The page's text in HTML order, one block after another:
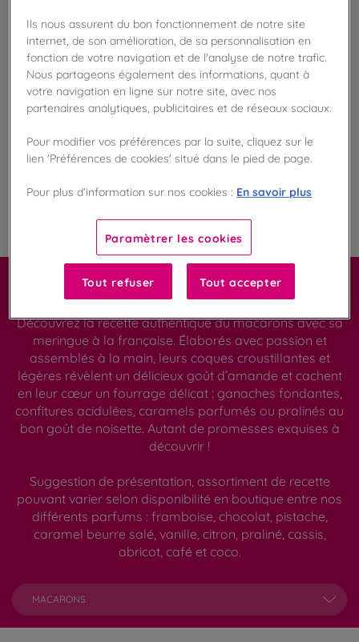
dès 50€ d'achat
Gagnez 33 points de fidélité !
avec notre programme Privilège
Fabriqué en France
Carrément macaron !
Découvrez la recette authentique du macarons avec sa
meringue à la française. Élaborés avec passion et
assemblés à la main, leurs coques croustillantes et
légères révèlent un délicieux goût d’amande et cachent
en leur cœur un fourrage délicat : ganaches fondantes,
confitures acidulées, caramels parfumés ou pralinés au
bon goût de noisette. Autant de promesses exquises à
découvrir !
Suggestion de présentation, assortiment de recette
pouvant varier selon disponibilité en boutique entre nos
différents parfums : framboise, chocolat, pistache,
caramel beurre salé, vanille, citron, praliné, cassis,
abricot, café et coco.
MACARONS
Ils nous assurent du bon fonctionnement de notre site
internet, de son amélioration, de sa personnalisation en
fonction de votre navigation et de l'analyse de notre trafic.
Nous partageons également des informations, quant à
votre navigation en ligne sur notre site, avec nos
partenaires analytiques, publicitaires et de réseaux sociaux.
Pour modifier vos préférences par la suite, cliquez sur le
lien 'Préférences de cookies' situé dans le pied de page.
Pour plus d’information sur nos cookies : En savoir plus
Paramètrer les cookies
Tout refuser Tout accepter